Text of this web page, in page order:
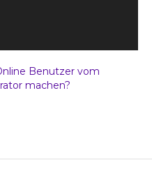
Benutzer vom
machen?